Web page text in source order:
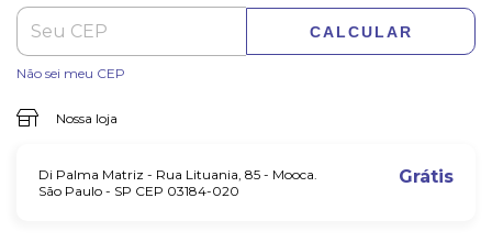
CALCULAR
Não sei meu CEP
Nossa loja
Di Palma Matriz - Rua Lituania, 85 - Mooca.
São Paulo - SP CEP 03184-020
Grátis